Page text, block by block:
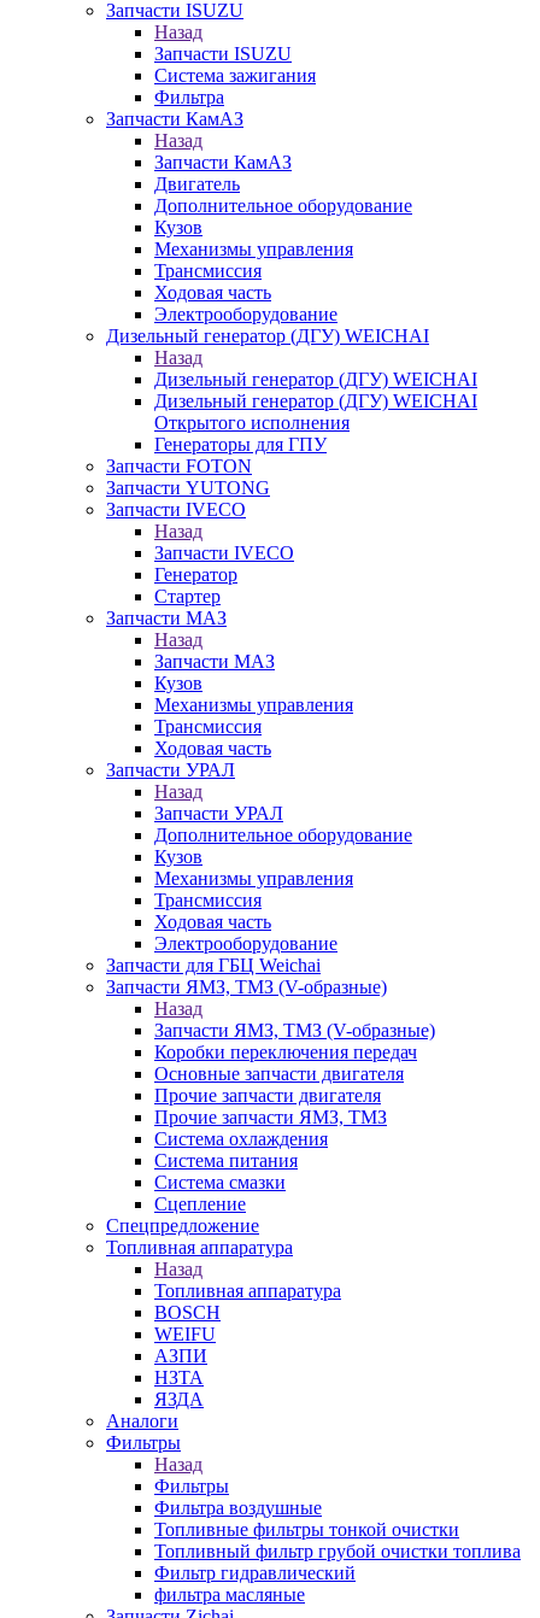
Запчасти ISUZU
Назад
Запчасти ISUZU
Система зажигания
Фильтра
Запчасти КамАЗ
Назад
Запчасти КамАЗ
Двигатель
Дополнительное оборудование
Кузов
Механизмы управления
Трансмиссия
Ходовая часть
Электрооборудование
Дизельный генератор (ДГУ) WEICHAI
Назад
Дизельный генератор (ДГУ) WEICHAI
Дизельный генератор (ДГУ) WEICHAI
Открытого исполнения
Генераторы для ГПУ
Запчасти FOTON
Запчасти YUTONG
Запчасти IVECO
Назад
Запчасти IVECO
Генератор
Стартер
Запчасти МАЗ
Назад
Запчасти МАЗ
Кузов
Механизмы управления
Трансмиссия
Ходовая часть
Запчасти УРАЛ
Назад
Запчасти УРАЛ
Дополнительное оборудование
Кузов
Механизмы управления
Трансмиссия
Ходовая часть
Электрооборудование
Запчасти для ГБЦ Weichai
Запчасти ЯМЗ, ТМЗ (V-образные)
Назад
Запчасти ЯМЗ, ТМЗ (V-образные)
Коробки переключения передач
Основные запчасти двигателя
Прочие запчасти двигателя
Прочие запчасти ЯМЗ, ТМЗ
Система охлаждения
Система питания
Система смазки
Сцепление
Спецпредложение
Топливная аппаратура
Назад
Топливная аппаратура
BOSCH
WEIFU
АЗПИ
НЗТА
ЯЗДА
Аналоги
Фильтры
Назад
Фильтры
Фильтра воздушные
Топливные фильтры тонкой очистки
Топливный фильтр грубой очистки топлива
Фильтр гидравлический
фильтра масляные